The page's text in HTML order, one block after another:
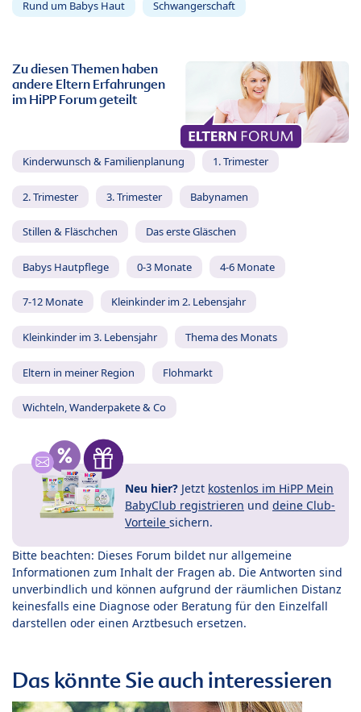
Rund um Babys Haut Schwangerschaft
Zu diesen Themen haben
andere Eltern Erfahrungen
im HiPP Forum geteilt
Kinderwunsch & Familienplanung 1. Trimester
2. Trimester 3. Trimester Babynamen
Stillen & Fläschchen Das erste Gläschen
Babys Hautpflege 0-3 Monate 4-6 Monate
7-12 Monate Kleinkinder im 2. Lebensjahr
Kleinkinder im 3. Lebensjahr Thema des Monats
Eltern in meiner Region Flohmarkt
Wichteln, Wanderpakete & Co
Neu hier? Jetzt kostenlos im HiPP Mein
BabyClub registrieren und deine Club-
Vorteile sichern.
Bitte beachten: Dieses Forum bildet nur allgemeine
Informationen zum Inhalt der Fragen ab. Die Antworten sind
unverbindlich und können aufgrund der räumlichen Distanz
keinesfalls eine Diagnose oder Beratung für den Einzelfall
darstellen oder einen Arztbesuch ersetzen.
Das könnte Sie auch interessieren